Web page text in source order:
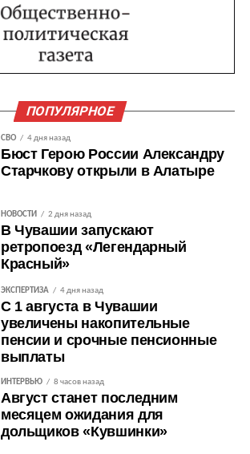
ПОПУЛЯРНОЕ
СВО 4 дня назад
Бюст Герою России Александру
Старчкову открыли в Алатыре
НОВОСТИ 2 дня назад
В Чувашии запускают
ретропоезд «Легендарный
Красный»
ЭКСПЕРТИЗА 4 дня назад
С 1 августа в Чувашии
увеличены накопительные
пенсии и срочные пенсионные
выплаты
ИНТЕРВЬЮ 8 часов назад
Август станет последним
месяцем ожидания для
дольщиков «Кувшинки»